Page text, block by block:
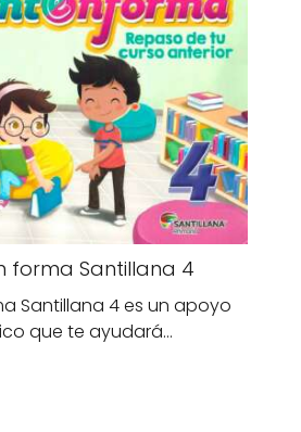
forma Santillana 4
Santillana 4 es un apoyo
que te ayudará…